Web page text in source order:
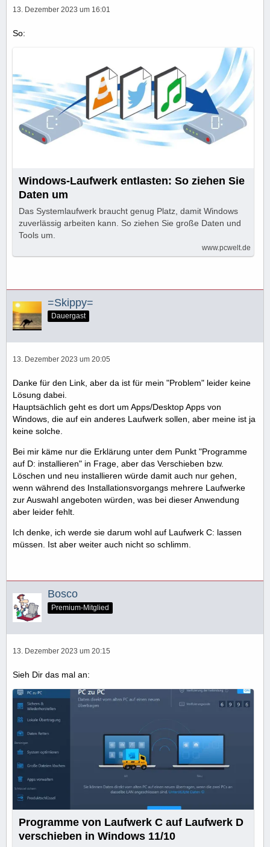
13. Dezember 2023 um 16:01
So:
Windows-Laufwerk entlasten: So ziehen Sie
Daten um
Das Systemlaufwerk braucht genug Platz, damit Windows
zuverlässig arbeiten kann. So ziehen Sie große Daten und
Tools um.
www.pcwelt.de
=Skippy=
Dauergast
13. Dezember 2023 um 20:05
Danke für den Link, aber da ist für mein "Problem" leider keine
Lösung dabei.
Hauptsächlich geht es dort um Apps/Desktop Apps von
Windows, die auf ein anderes Laufwerk sollen, aber meine ist ja
keine solche.
Bei mir käme nur die Erklärung unter dem Punkt "Programme
auf D: installieren" in Frage, aber das Verschieben bzw.
Löschen und neu installieren würde damit auch nur gehen,
wenn während des Installationsvorgangs mehrere Laufwerke
zur Auswahl angeboten würden, was bei dieser Anwendung
aber leider fehlt.
Ich denke, ich werde sie darum wohl auf Laufwerk C: lassen
müssen. Ist aber weiter auch nicht so schlimm.
Bosco
Premium-Mitglied
13. Dezember 2023 um 20:15
Sieh Dir das mal an:
Programme von Laufwerk C auf Laufwerk D
verschieben in Windows 11/10